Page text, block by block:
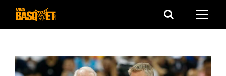
Saltar